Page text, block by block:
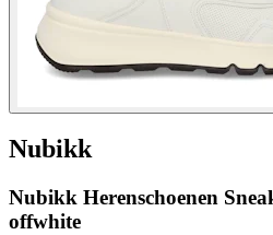
Nubikk
Nubikk Herenschoenen
offwhite